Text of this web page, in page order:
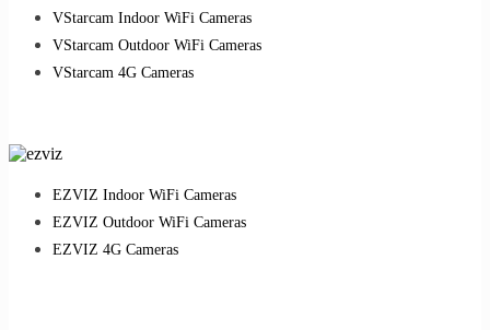
VStarcam Indoor WiFi Cameras
VStarcam Outdoor WiFi Cameras
VStarcam 4G Cameras
EZVIZ Indoor WiFi Cameras
EZVIZ Outdoor WiFi Cameras
EZVIZ 4G Cameras